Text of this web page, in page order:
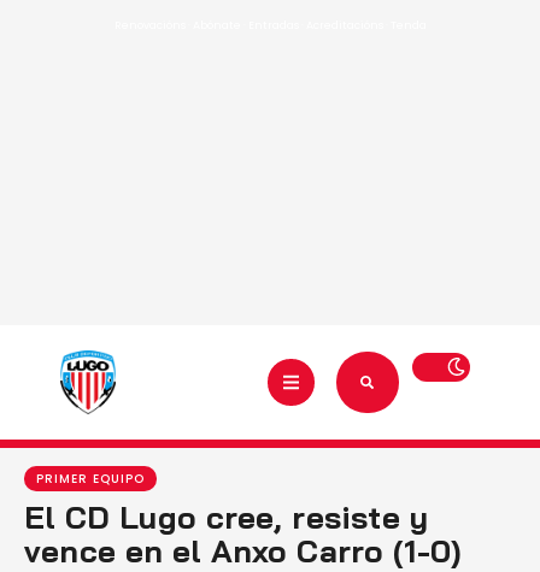
PRIMER EQUIPO
El CD Lugo cree, resiste y
vence en el Anxo Carro (1-0)